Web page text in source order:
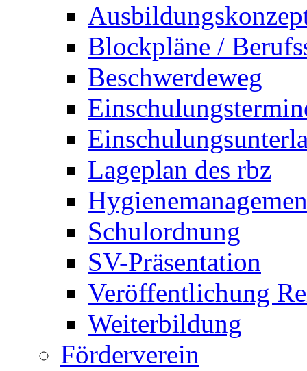
Blockpläne /
Beschwerdeweg
Lageplan des rbz
Schulordnung
SV-Präsentation
Veröffentlichung
Weiterbildung
Förderverein